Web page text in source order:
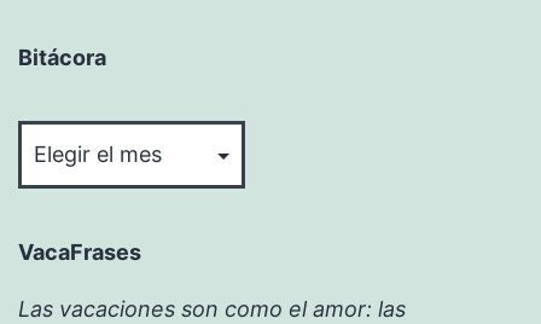
Bitácora
VacaFrases
Las vacaciones son como el amor: las